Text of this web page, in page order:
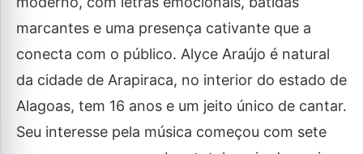
marcantes e uma presença cativante que a
conecta com o público. Alyce Araújo é natural
da cidade de Arapiraca, no interior do estado de
Alagoas, tem 16 anos e um jeito único de cantar.
Seu interesse pela música começou com sete